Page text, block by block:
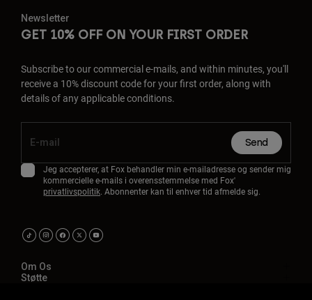
Newsletter
GET 10% OFF ON YOUR FIRST ORDER
Subscribe to our commercial e-mails, and within minutes, you'll
receive a 10% discount code for your first order, along with
details of any applicable conditions.
Send
Jeg accepterer, at Fox behandler min e-mailadresse og sender mig
kommercielle e-mails i overensstemmelse med Fox'
privatlivspolitik. Abonnenter kan til enhver tid afmelde sig.
Om Os
Støtte